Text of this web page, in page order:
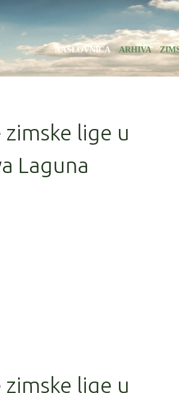
NASLOVNICA ARHIVA
lige u
Laguna
lige u